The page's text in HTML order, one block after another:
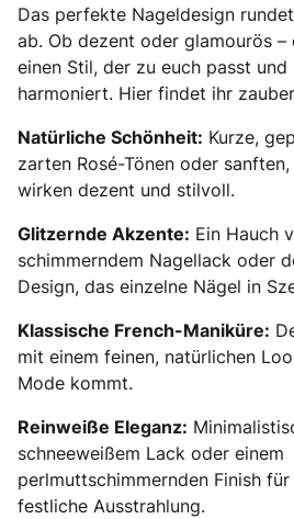
Das perfekte Nageldesign
ab. Ob dezent oder glamourös
einen Stil, der zu euch passt
harmoniert. Hier findet ihr
Natürliche Schönheit: Kurze,
zarten Rosé-Tönen oder
wirken dezent und stilvoll.
Glitzernde Akzente: Ein Hauch
schimmerndem Nagellack oder
Design, das einzelne Nägel in
Klassische French-Maniküre:
mit einem feinen, natürlichen
Mode kommt.
Reinweiße Eleganz:
schneeweißem Lack oder einem
perlmuttschimmernden Finish
festliche Ausstrahlung.